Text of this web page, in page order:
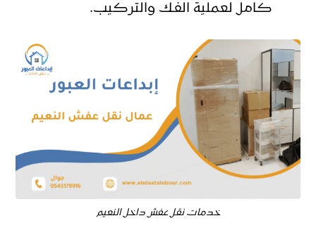
كامل لعملية الفك والتركيب.
خدمات نقل عفش داخل النعيم